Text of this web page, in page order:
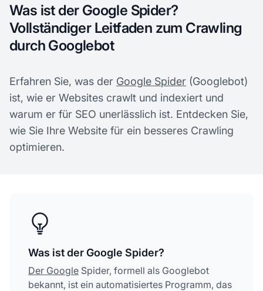
Was ist der Google Spider?
Vollständiger Leitfaden zum Crawling
durch Googlebot
Erfahren Sie, was der Google Spider (Googlebot)
ist, wie er Websites crawlt und indexiert und
warum er für SEO unerlässlich ist. Entdecken Sie,
wie Sie Ihre Website für ein besseres Crawling
optimieren.
Was ist der Google Spider?
Der Google Spider, formell als Googlebot
bekannt, ist ein automatisiertes Programm, das